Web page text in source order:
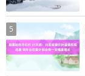
5